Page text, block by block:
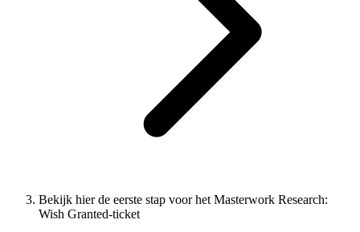
Bekijk hier de eerste stap voor het Masterwork Research:
Wish Granted-ticket